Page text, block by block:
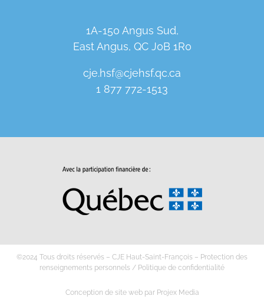
1A-150 Angus Sud,
East Angus, QC J0B 1R0
cje.hsf@cjehsf.qc.ca
1 877 772-1513
©2024 Tous droits réservés – CJE Haut-Saint-François – Protection des
renseignements personnels / Politique de confidentialité
Conception de site webpar Projex Media